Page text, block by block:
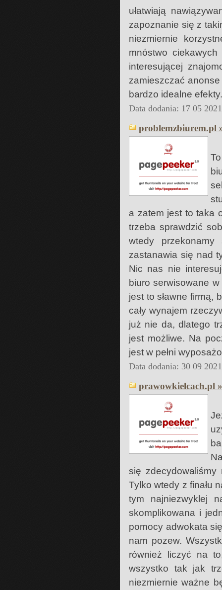
ułatwiają
zapoznanie się z
niezmiernie
mnóstwo
interesującej
zamieszczać
bardzo idealne efekty.
Data dodania: 17 05
problemzbiurem.pl
a zatem jest to taka
trzeba sprawdzić
wtedy
zastanawia się nad
Nic nas nie
biuro serwisowane
jest to sławne firmą,
cały wynajem
już nie da, dlatego
jest możliwe. Na
jest w pełni
Data dodania: 30 09
prawowkielcach.pl »
się
Tylko wtedy z finału
tym najniezwyklej
skomplikowana i
pomocy adwokata
nam pozew.
również liczyć na
wszystko tak jak
niezmiernie ważne